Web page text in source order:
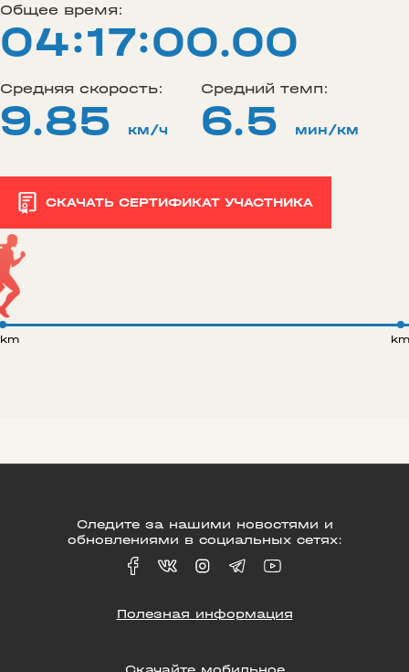
Общее время:
04:17:00.00
Средняя скорость:
9.85 км/ч
Средний темп:
6.5 мин/км
СКАЧАТЬ СЕРТИФИКАТ УЧАСТНИКА
km
Следите за нашими новостями и
обновлениями в социальных сетях:
Полезная информация